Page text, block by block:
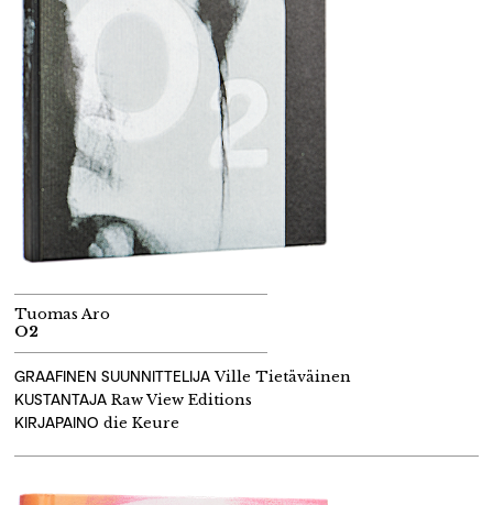
Tuomas Aro
O2
GRAAFINEN SUUNNITTELIJAVille Tietäväinen
KUSTANTAJA RawView Editions
KIRJAPAINO die Keure